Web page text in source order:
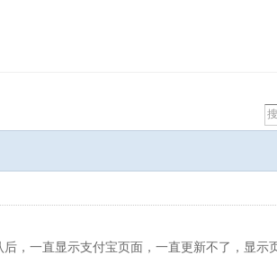
，一直显示支付宝页面，一直更新不了，显示